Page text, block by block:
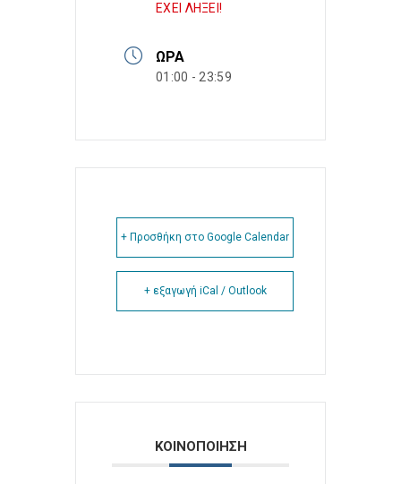
ΕΧΕΙ ΛΗΞΕΙ!
ΏΡΑ
01:00 - 23:59
+ Προσθήκη στο Google Calendar
+ εξαγωγή iCal / Outlook
ΚΟΙΝΟΠΟΙΗΣΗ